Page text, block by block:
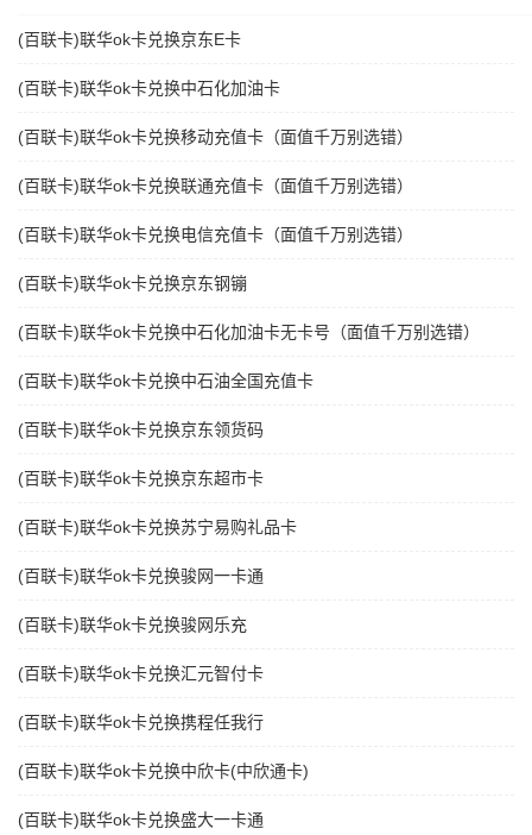
(百联卡)联华ok卡兑换京东E卡
(百联卡)联华ok卡兑换中石化加油卡
(百联卡)联华ok卡兑换移动充值卡（面值千万别选错）
(百联卡)联华ok卡兑换联通充值卡（面值千万别选错）
(百联卡)联华ok卡兑换电信充值卡（面值千万别选错）
(百联卡)联华ok卡兑换京东钢镚
(百联卡)联华ok卡兑换中石化加油卡无卡号（面值千万别选错）
(百联卡)联华ok卡兑换中石油全国充值卡
(百联卡)联华ok卡兑换京东领货码
(百联卡)联华ok卡兑换京东超市卡
(百联卡)联华ok卡兑换苏宁易购礼品卡
(百联卡)联华ok卡兑换骏网一卡通
(百联卡)联华ok卡兑换骏网乐充
(百联卡)联华ok卡兑换汇元智付卡
(百联卡)联华ok卡兑换携程任我行
(百联卡)联华ok卡兑换中欣卡(中欣通卡)
(百联卡)联华ok卡兑换盛大一卡通